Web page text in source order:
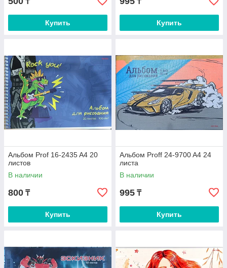
Купить Купить
Альбом Prof 16-2435 A4 20
листов
В наличии
800 ₸
Купить
Альбом Proff 24-9700 A4 24
листа
В наличии
995 ₸
Купить